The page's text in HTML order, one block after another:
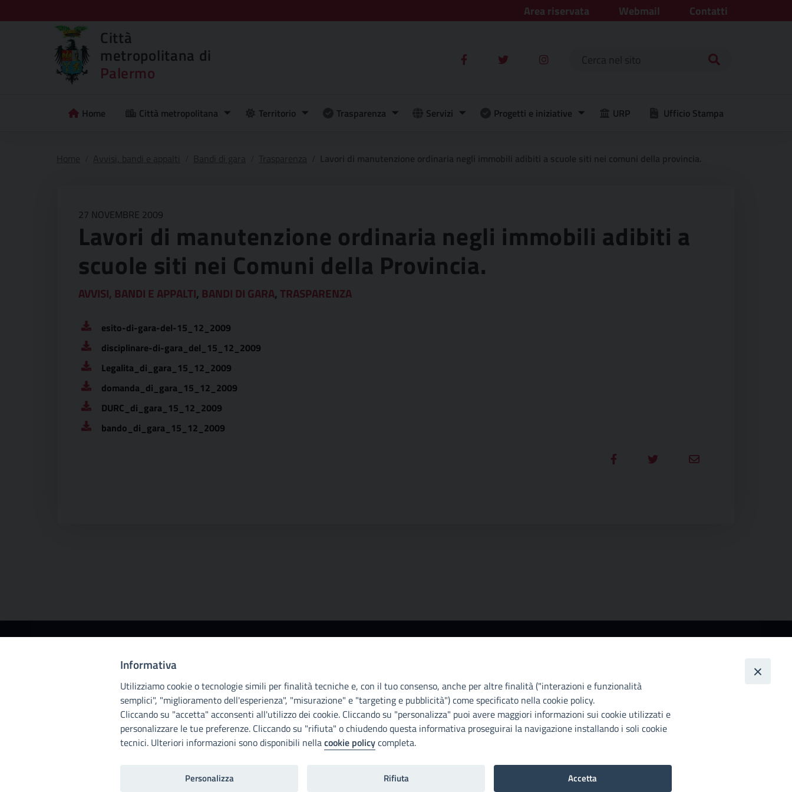
Area riservata Webmail Contatti
Città
metropolitana di
Palermo Ricerca per:
Home Città metropolitana Territorio Trasparenza Servizi Progetti e iniziative URP Ufficio Stampa
27 NOVEMBRE 2009
Lavori di manutenzione ordinaria negli immobili adibiti a
scuole siti nei Comuni della Provincia.
AVVISI, BANDI E APPALTI, BANDI DI GARA,TRASPARENZA
esito-di-gara-del-15_12_2009
disciplinare-di-gara_del_15_12_2009
Legalita_di_gara_15_12_2009
domanda_di_gara_15_12_2009
DURC_di_gara_15_12_2009
bando_di_gara_15_12_2009
metropolitana di
Palermo
Via Maqueda, 100 - 90134 - Palermo
Cod. Fisc. 80021470820
PEC: cm.pa@cert.cittametropolitana.pa.it
I nostri canali social
il proprio sito web accessibile, conformemente al
D.lgs. 10 agosto 2018, n°106 che ha recepito la
direttiva UE 2016/2102 del Parlamento euopeo e del
Consiglio.
Informativa
Utilizziamo cookie o tecnologie simili per finalità tecniche e, con il tuo consenso, anche per altre finalità ("interazioni e funzionalità
semplici", "miglioramento dell'esperienza", "misurazione" e "targeting e pubblicità") come specificato nella cookie policy.
Cliccando su "accetta" acconsenti all'utilizzo dei cookie. Cliccando su "personalizza" puoi avere maggiori informazioni sui cookie utilizzati e
personalizzare le tue preferenze. Cliccando su "rifiuta" o chiudendo questa informativa proseguirai la navigazione installando i soli cookie
tecnici. Ulteriori informazioni sono disponibili nellacookie policycompleta.
Personalizza Rifiuta Accetta